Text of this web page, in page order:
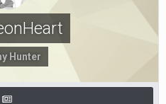
Hunter